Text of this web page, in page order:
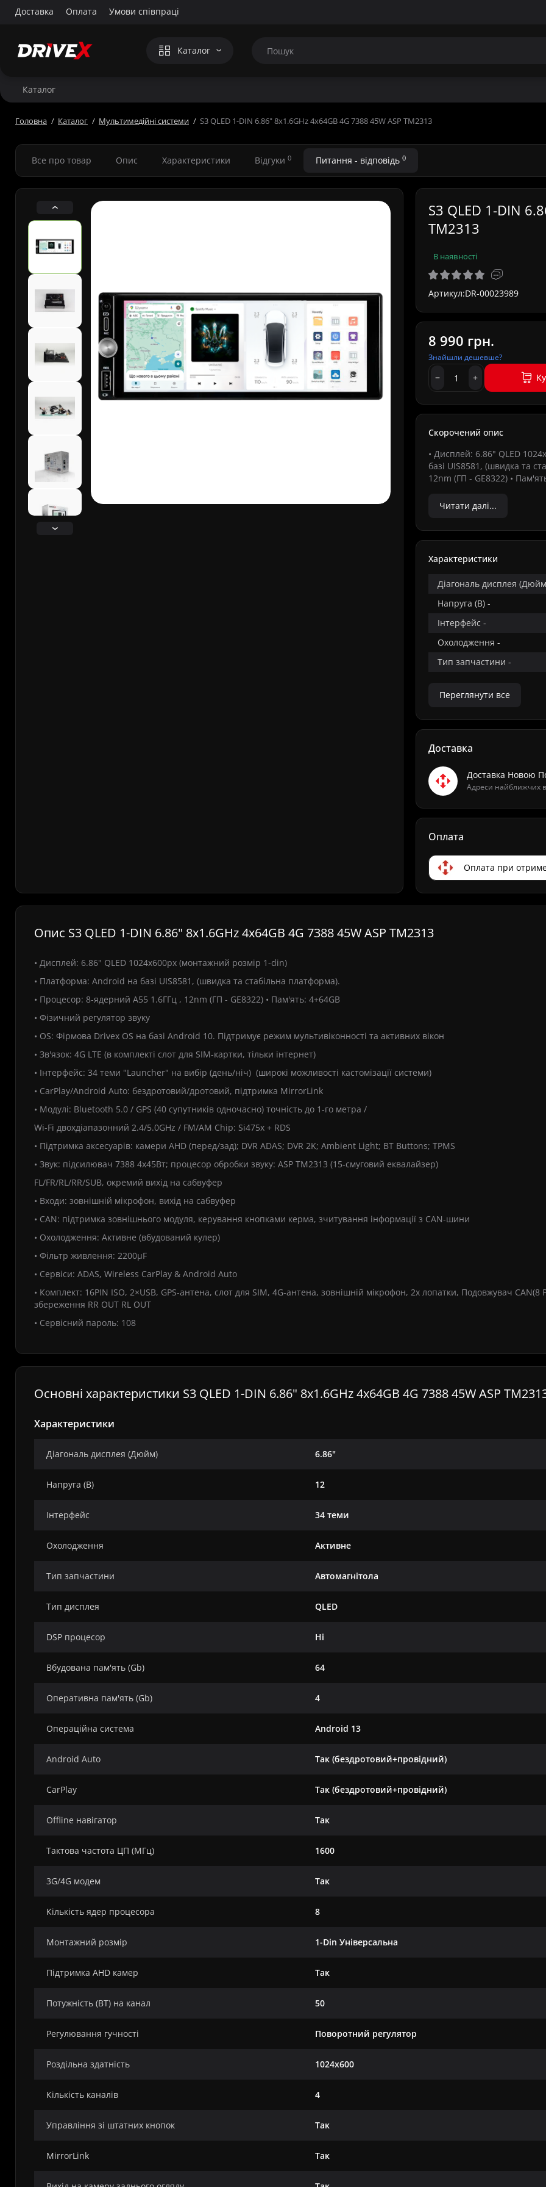
Доставка Оплата Умови співпраці
Каталог
Каталог
Головна Каталог Мультимедійні системи S3 QLED 1-DIN 6.86" 8x1.6GHz 4x64GB 4G 7388 45W ASP TM2313
Все про товар Опис Характеристики Відгуки 0 Питання - відповідь 0
S3 QLED 1-DIN
TM2313
В наявності
Артикул:DR-00023989
8 990 грн.
Знайшли дешевше?
Скорочений опис
• Дисплей: 6.86" QLED
базі UIS8581, (швидка та
12nm (ГП - GE8322) •
Читати далі...
Характеристики
Діагональ дисплея
Напруга (В) -
Інтерфейс -
Охолодження -
Тип запчастини -
Переглянути все
Доставка
Доставка Новою
Адреси найближчих
Оплата
Оплата при
Опис S3 QLED 1-DIN 6.86" 8x1.6GHz 4x64GB 4G 7388 45W ASP TM2313
• Дисплей: 6.86" QLED 1024х600px (монтажний розмір 1-din)
• Платформа: Android на базі UIS8581, (швидка та стабільна платформа).
• Процесор: 8-ядерний A55 1.6ГГц , 12nm (ГП - GE8322) • Пам'ять: 4+64GB
• Фізичний регулятор звуку
• OS: Фірмова Drivex OS на базі Android 10. Підтримує режим мультивіконності та активних вікон
• Зв'язок: 4G LTE (в комплекті слот для SIM-картки, тільки інтернет)
• Інтерфейс: 34 теми "Launcher" на вибір (день/ніч) (широкі можливості кастомізації системи)
• CarPlay/Android Auto: бездротовий/дротовий, підтримка MirrorLink
• Модулі: Bluetooth 5.0 / GPS (40 супутників одночасно) точність до 1-го метра /
Wi-Fi двохдіапазонний 2.4/5.0GHz / FM/AM Chip: Si475x + RDS
• Підтримка аксесуарів: камери AHD (перед/зад); DVR ADAS; DVR 2K; Ambient Light; BT Buttons; TPMS
• Звук: підсилювач 7388 4x45Вт; процесор обробки звуку: ASP TM2313 (15-смуговий еквалайзер)
FL/FR/RL/RR/SUB, окремий вихід на сабвуфер
• Входи: зовнішній мікрофон, вихід на сабвуфер
• CAN: підтримка зовнішнього модуля, керування кнопками керма, зчитування інформації з CAN-шини
• Охолодження: Активне (вбудований кулер)
• Фільтр живлення: 2200µF
• Сервіси: ADAS, Wireless CarPlay & Android Auto
• Комплект: 16PIN ISO, 2×USB, GPS-антена, слот для SIM, 4G-антена, зовнішній мікрофон, 2х лопатки, Подовжувач CAN(8
збереження RR OUT RL OUT
• Сервісний пароль: 108
Основні характеристики S3 QLED 1-DIN 6.86" 8x1.6GHz 4x64GB 4G 7388 45W ASP
Характеристики
Діагональ дисплея (Дюйм) 6.86"
Напруга (В) 12
Інтерфейс 34 теми
Охолодження Активне
Тип запчастини Автомагнітола
Тип дисплея QLED
DSP процесор Ні
Вбудована пам'ять (Gb) 64
Оперативна пам'ять (Gb) 4
Операційна система Android 13
Android Auto Так (бездротовий+провідний)
CarPlay Так (бездротовий+провідний)
Offline навігатор Так
Тактова частота ЦП (МГц) 1600
3G/4G модем Так
Кількість ядер процесора 8
Монтажний розмір 1-Din Універсальна
Підтримка AHD камер Так
Потужність (ВТ) на канал 50
Регулювання гучності Поворотний регулятор
Роздільна здатність 1024х600
Кількість каналів 4
Управління зі штатних кнопок Так
MirrorLink Так